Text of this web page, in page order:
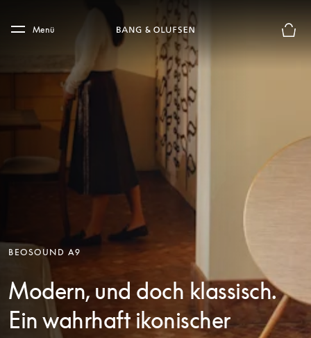
Skip to main footer
Menü
Die
BEOSOUND A9
Modern, und doch klassisch.
Ein wahrhaft ikonischer